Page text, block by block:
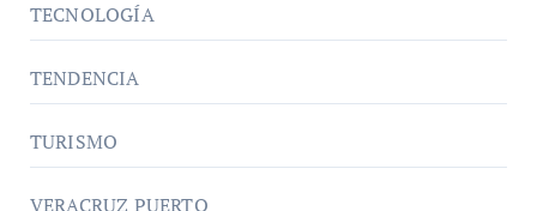
TECNOLOGÍA
TENDENCIA
TURISMO
VERACRUZ PUERTO